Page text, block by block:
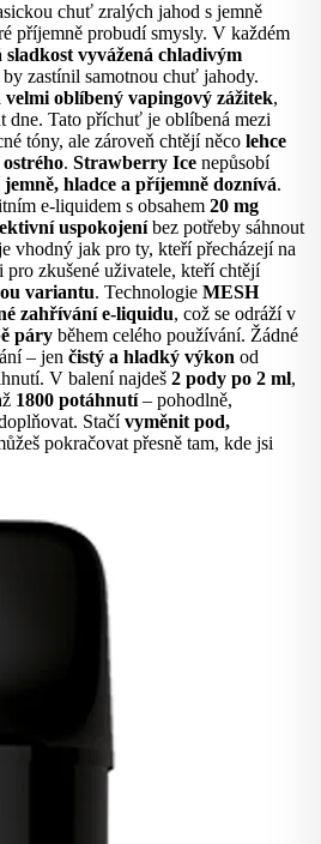
chuť zralých jahod s jemně
příjemně probudí smysly. V každém
sladkost vyvážená chladivým
zastínil samotnou chuť jahody.
velmi oblíbený vapingový zážitek,
dne. Tato příchuť je oblíbená mezi
tóny, ale zároveň chtějí něco lehce
. Strawberry Ice nepůsobí
jemně, hladce a příjemně doznívá.
e-liquidem s obsahem 20 mg
uspokojeníbez potřeby sáhnout
vhodný jak pro ty, kteří přecházejí na
zkušené uživatele, kteří chtějí
variantu. Technologie MESH
zahřívání e-liquidu, což se odráží v
páry během celého používání. Žádné
– jen čistý a hladký výkon od
V balení najdeš 2 pody po 2 ml,
1800 potáhnutí– pohodlně,
Stačí vyměnit pod,
pokračovat přesně tam, kde jsi